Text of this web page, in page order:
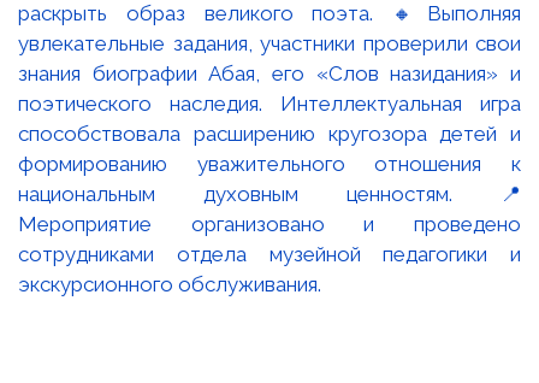
раскрыть образ великого поэта. 🔸Выполняя
увлекательные задания, участники проверили свои
знания биографии Абая, его «Слов назидания» и
поэтического наследия. Интеллектуальная игра
способствовала расширению кругозора детей и
формированию уважительного отношения к
национальным духовным ценностям. 📍
Мероприятие организовано и проведено
сотрудниками отдела музейной педагогики и
экскурсионного обслуживания.